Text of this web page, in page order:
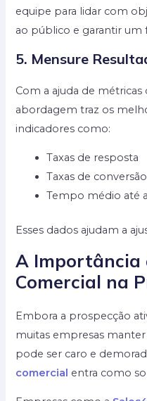
equipe para lidar com
ao público e garantir um
5. Mensure
Com a ajuda de métricas
abordagem traz os
indicadores como:
Taxas de resposta
Taxas de conversão
Tempo médio até
Esses dados ajudam a
A Importância
Comercial na
Embora a prospecção
muitas empresas
pode ser caro e
comercial entra como